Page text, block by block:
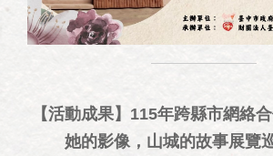
【活動成果】115年跨縣市網絡
她的影像，山城的故事展覽